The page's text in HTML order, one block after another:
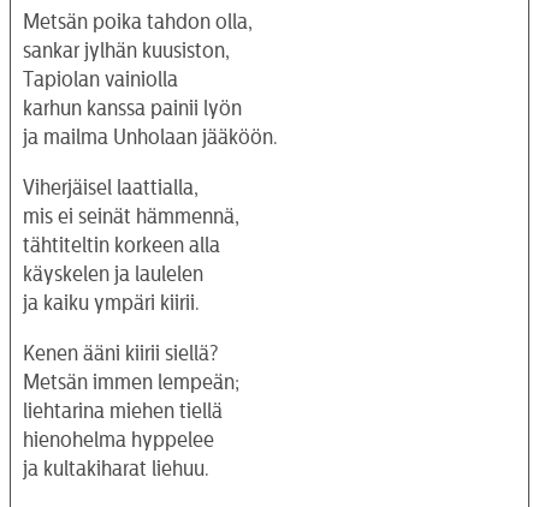
Metsän poika tahdon olla,
sankar jylhän kuusiston,
Tapiolan vainiolla
karhun kanssa painii lyön
ja mailma Unholaan jääköön.
Viherjäisel laattialla,
mis ei seinät hämmennä,
tähtiteltin korkeen alla
käyskelen ja laulelen
ja kaiku ympäri kiirii.
Kenen ääni kiirii siellä?
Metsän immen lempeän;
liehtarina miehen tiellä
hienohelma hyppelee
ja kultakiharat liehuu.